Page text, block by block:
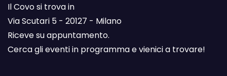
Il Covo si trova in
Via Scutari 5 - 20127 - Milano
Riceve su appuntamento.
Cerca gli eventi in programma e vienici a trovare!